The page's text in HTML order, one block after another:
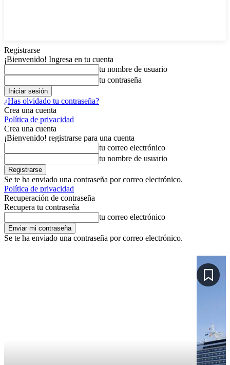
Registrarse
¡Bienvenido! Ingresa en tu cuenta
tu nombre de usuario
tu contraseña
¿Has olvidado tu contraseña?
Crea una cuenta
Política de privacidad
Crea una cuenta
¡Bienvenido! registrarse para una cuenta
tu correo electrónico
tu nombre de usuario
Se te ha enviado una contraseña por correo electrónico.
Política de privacidad
Recuperación de contraseña
Recupera tu contraseña
tu correo electrónico
Se te ha enviado una contraseña por correo electrónico.